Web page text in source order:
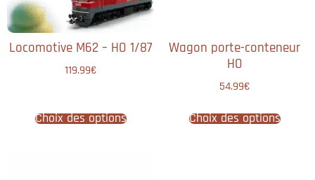
Locomotive M62 – HO 1/87
119.99€
Choix des options
Wagon porte-conteneur
HO
54.99€
Choix des options